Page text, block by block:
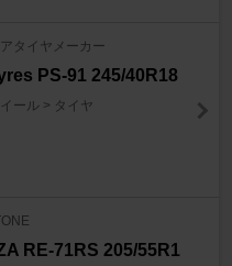
タイヤメーカー
PS-91 245/40R18
ール > タイヤ
RE-71RS 205/55R1